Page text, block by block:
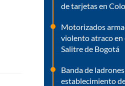
de tarjetas en
Motorizados
violento atraco en
Salitre de Bogotá
Banda de
establecimiento